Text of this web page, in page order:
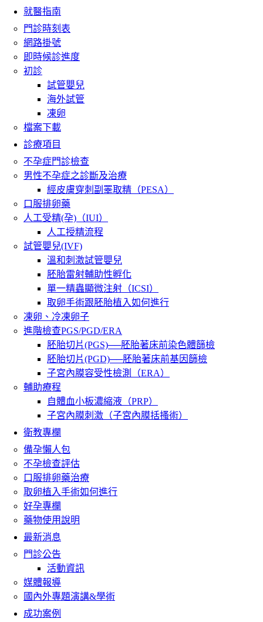
就醫指南
門診時刻表
網路掛號
即時候診進度
初診
試管嬰兒
海外試管
凍卵
檔案下載
診療項目
不孕症門診檢查
男性不孕症之診斷及治療
經皮膚穿刺副睪取精（PESA）
口服排卵藥
人工受精(孕)（IUI）
人工授精流程
試管嬰兒(IVF)
溫和刺激試管嬰兒
胚胎雷射輔助性孵化
單一精蟲顯微注射（ICSI）
取卵手術跟胚胎植入如何進行
凍卵、冷凍卵子
進階檢查PGS/PGD/ERA
胚胎切片(PGS)──胚胎著床前染色體篩檢
胚胎切片(PGD)──胚胎著床前基因篩檢
子宮內膜容受性檢測（ERA）
輔助療程
自體血小板濃縮液（PRP）
子宮內膜刺激（子宮內膜括搔術）
衛教專欄
備孕懶人包
不孕檢查評估
口服排卵藥治療
取卵植入手術如何進行
好孕專欄
藥物使用說明
最新消息
門診公告
活動資訊
媒體報導
國內外專題演講&學術
成功案例